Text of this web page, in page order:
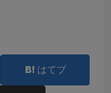
はてブ